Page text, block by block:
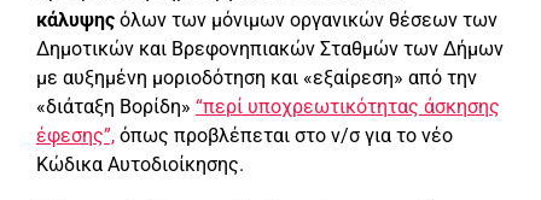
κάλυψης όλων των μόνιμων οργανικών θέσεων των
Δημοτικών και Βρεφονηπιακών Σταθμών των Δήμων
με αυξημένη μοριοδότηση και «εξαίρεση» από την
«διάταξη Βορίδη» “περί υποχρεωτικότητας άσκησης
έφεσης”, όπως προβλέπεται στο ν/σ για το νέο
Κώδικα Αυτοδιοίκησης.